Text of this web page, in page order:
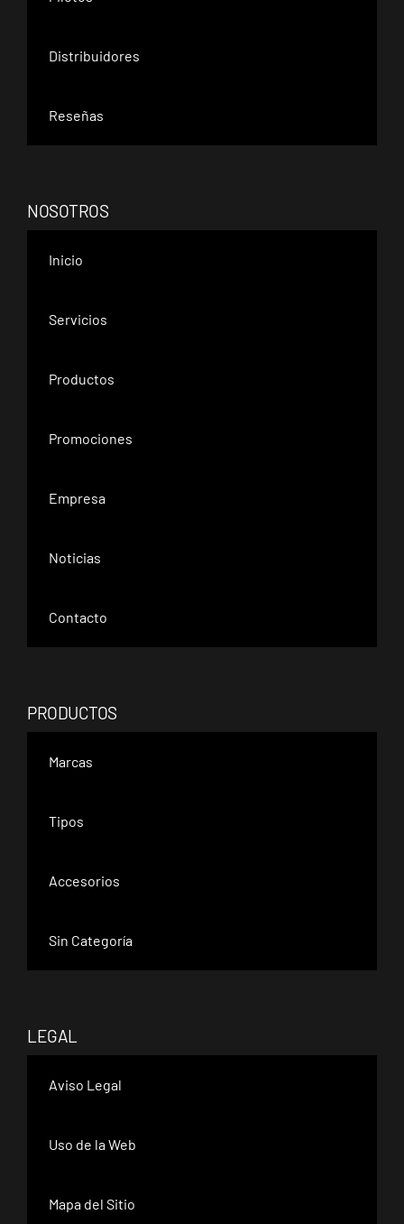
NOSOTROS
Inicio
Servicios
Productos
Promociones
Empresa
Noticias
Contacto
Distribuidores
Reseñas
PRODUCTOS
Marcas
Tipos
Accesorios
Sin Categoría
LEGAL
Aviso Legal
Uso de la Web
Mapa del Sitio